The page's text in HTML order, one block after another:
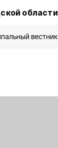
области
вестник